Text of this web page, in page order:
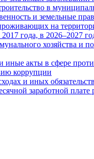
в
и земельные
на
года, в 2026–2027
хозяйства и
акты в сфере
коррупции
и иных
заработной